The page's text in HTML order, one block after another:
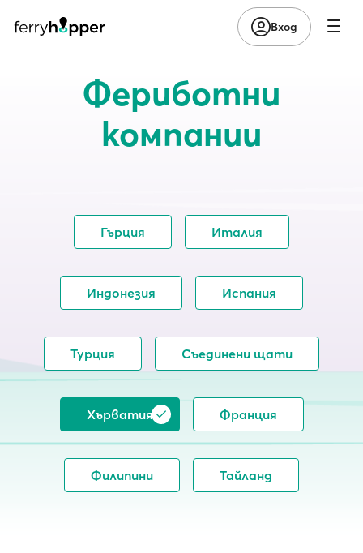
Вход
Фериботни
компании
Гърция Италия
Индонезия Испания
Турция Съединени щати
Хърватия Франция
Филипини Тайланд